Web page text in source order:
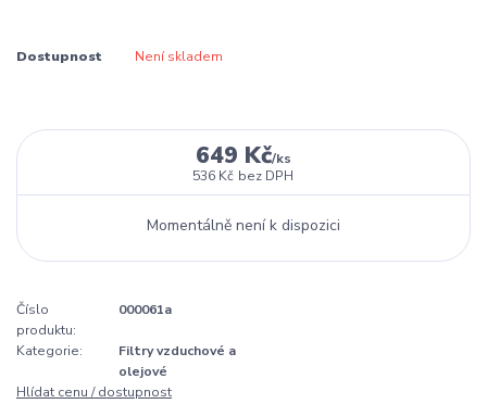
Dostupnost Není skladem
649 Kč/ks
536 Kč bez DPH
Momentálně není k dispozici
Číslo
produktu:
000061a
Kategorie:
Filtry vzduchové a
olejové
Hlídat cenu / dostupnost